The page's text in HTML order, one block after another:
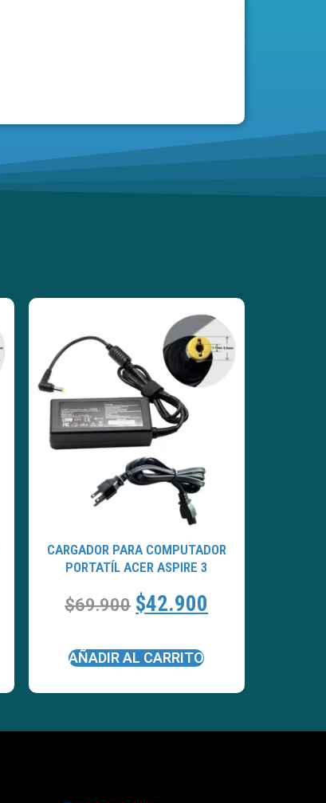
CARGADOR PARA COMPUTADOR
PORTATÍL ACER ASPIRE 3
$69.900 $42.900
AÑADIR AL CARRITO